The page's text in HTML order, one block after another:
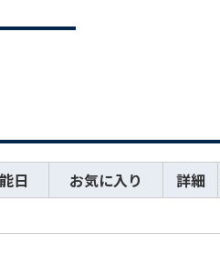
日 お気に入り 詳細